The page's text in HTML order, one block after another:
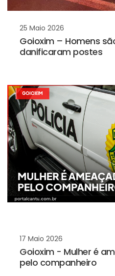
25 Maio 2026
Goioxim – Homens
danificaram postes
17 Maio 2026
Goioxim - Mulher é
pelo companheiro